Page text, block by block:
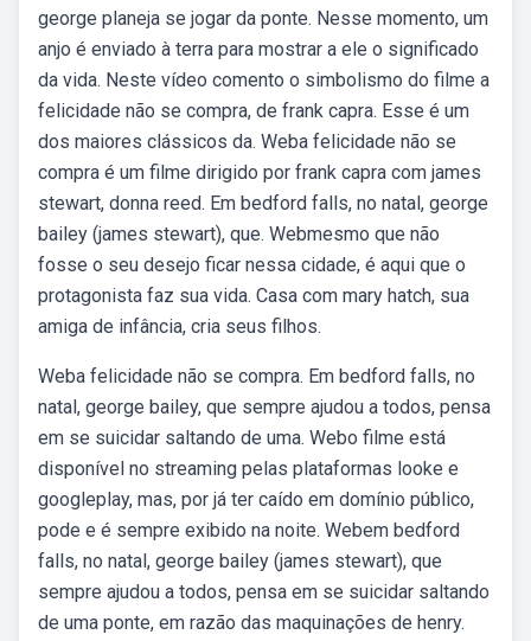
george planeja se jogar da ponte. Nesse momento, um
anjo é enviado à terra para mostrar a ele o significado
da vida. Neste vídeo comento o simbolismo do filme a
felicidade não se compra, de frank capra. Esse é um
dos maiores clássicos da. Weba felicidade não se
compra é um filme dirigido por frank capra com james
stewart, donna reed. Em bedford falls, no natal, george
bailey (james stewart), que. Webmesmo que não
fosse o seu desejo ficar nessa cidade, é aqui que o
protagonista faz sua vida. Casa com mary hatch, sua
amiga de infância, cria seus filhos.
Weba felicidade não se compra. Em bedford falls, no
natal, george bailey, que sempre ajudou a todos, pensa
em se suicidar saltando de uma. Webo filme está
disponível no streaming pelas plataformas looke e
googleplay, mas, por já ter caído em domínio público,
pode e é sempre exibido na noite. Webem bedford
falls, no natal, george bailey (james stewart), que
sempre ajudou a todos, pensa em se suicidar saltando
de uma ponte, em razão das maquinações de henry.